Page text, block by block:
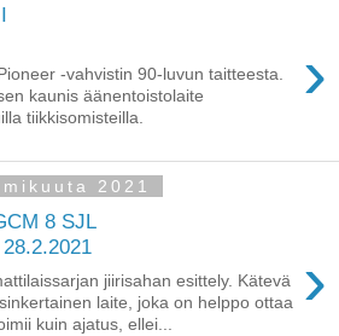
›
-vahvistin 90-luvun taitteesta.
kaunis äänentoistolaite
tiikkisomisteilla.
2021
8 SJL
›
jiirisahan esittely. Kätevä
laite, joka on helppo ottaa
kuin ajatus, ellei...